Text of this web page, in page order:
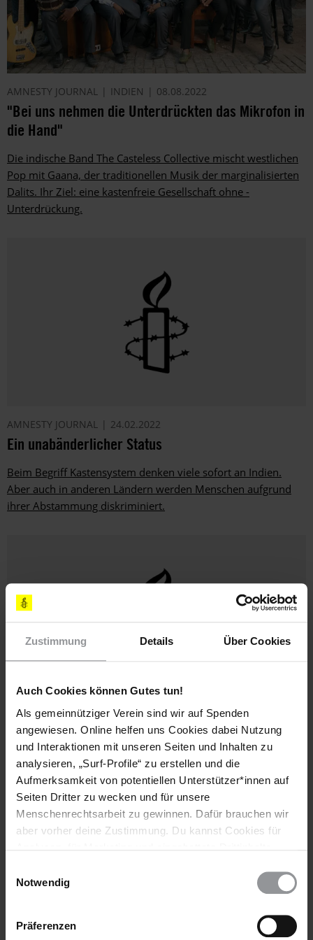
Zustimmung Details Über Cookies
Auch Cookies können Gutes tun!
Als gemeinnütziger Verein sind wir auf Spenden
angewiesen. Online helfen uns Cookies dabei Nutzung
und Interaktionen mit unseren Seiten und Inhalten zu
analysieren, „Surf-Profile“ zu erstellen und die
Aufmerksamkeit von potentiellen Unterstützer*innen auf
Seiten Dritter zu wecken und für unsere
Menschenrechtsarbeit zu gewinnen. Dafür brauchen wir
aber vorher deine Zustimmung. Du kannst Cookies für
wieder ändern. Diesen Banner kannst Du über den Link
Notwendig
Präferenzen
AMNESTY JOURNAL INDIEN 08.08.2022
"Bei uns nehmen die Unterdrückten das Mikrofon in
die Hand"
Die indische Band The Casteless Collective mischt westlichen
Pop mit Gaana, der traditionellen Musik der marginalisierten
Dalits. Ihr Ziel: eine kastenfreie Gesellschaft ohne ­
Unterdrückung.
AMNESTY JOURNAL 24.02.2022
Ein unabänderlicher Status
Beim Begriff Kastensystem denken viele sofort an Indien.
Aber auch in anderen Ländern werden Menschen aufgrund
ihrer Abstammung diskriminiert.
AMNESTY JOURNAL
Inhaftiert wegen des Einsatzes für Kastenlose
Wer hat Angst vor selbstbewussten Dalits? Das
Selbstverständnis von Indien als Hindu-Nation könnte damit
infrage gestellt werden. Auch dank der Bhima Koregaon 16
(BK16).